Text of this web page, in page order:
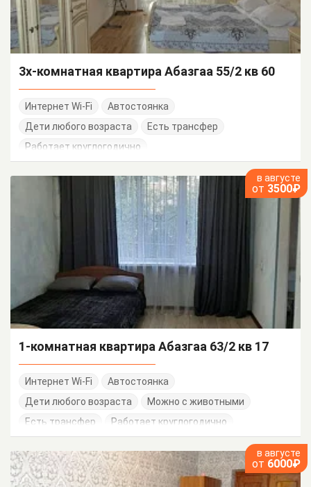
3х-комнатная квартира Абазгаа 55/2 кв 60
Интернет Wi-Fi
Автостоянка
Дети любого возраста
Есть трансфер
Работает круглогодично
в августе
от 3500₽
1-комнатная квартира Абазгаа 63/2 кв 17
Интернет Wi-Fi
Автостоянка
Дети любого возраста
Можно с животными
Есть трансфер
Работает круглогодично
в августе
от 6000₽